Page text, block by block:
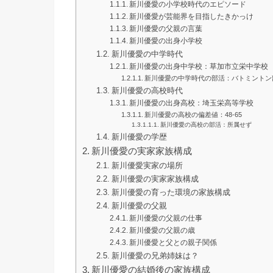
新川優愛の小学校時代のエピソード
新川優愛が芸能界を目指したきかっけ
新川優愛の父親の言葉
新川優愛の出身小学校
新川優愛の中学時代
新川優愛の出身中学校：草加市立栄中学校
新川優愛の中学時代の部活：バトミントン
新川優愛の高校時代
新川優愛の出身高校：埼玉栄高等学校
新川優愛の高校の偏差値：48-65
新川優愛の高校の部活：所属せず
新川優愛の学歴
新川優愛の実家家族構成
新川優愛実家の場所
新川優愛の実家家族構成
新川優愛の育った環境の家族構成
新川優愛の父親
新川優愛の父親の仕事
新川優愛の父親の歳
新川優愛と父との親子関係
新川優愛の兄弟姉妹は？
新川優愛の結婚後の家族構成